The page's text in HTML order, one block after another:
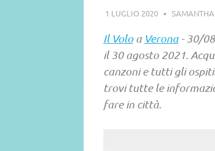
1 LUGLIO 2020
Il Voloa Verona- 30/
il 30 agosto 2021.
canzoni e tutti gli
trovi tutte le
fare in città.